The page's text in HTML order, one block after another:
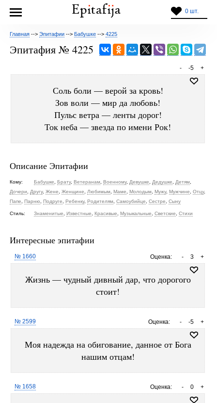
0 шт.
Главная --> Эпитафии --> Бабушке --> 4225
Эпитафия № 4225
+
-5
-
Соль боли — верой за кровь!
Зов воли — мир да любовь!
Пульс ветра — ленты дорог!
Ток неба — звезда по имени Рок!
Описание Эпитафии
Кому: Бабушке Брату, Ветеранам Военному, Девушке Дедушке Детям
Дочери
Другу, Жене Женщине Любимым Маме Молодым Мужу, Мужчине Отцу,
Папе
Парню Подруге Ребенку, Родителям Самоубийце Сестре Сыну
Стиль: Знаменитые Известные Красивые Музыкальные Светские Стихи
Интересные эпитафии
Оценка: +
3
-
№ 1660
Жизнь — чудный дивный дар, что дорогого
стоит!
Оценка: +
-5
-
№ 2599
Моя надежда на обигование, данное от Бога
нашим отцам!
Оценка: +
0
-
№ 1658